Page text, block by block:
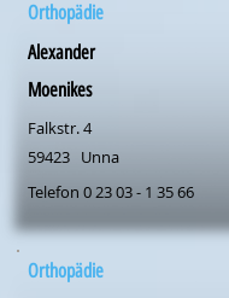
Orthopädie
Alexander
Moenikes
Falkstr. 4
59423 Unna
Telefon 0 23 03 - 1 35 66
Orthopädie